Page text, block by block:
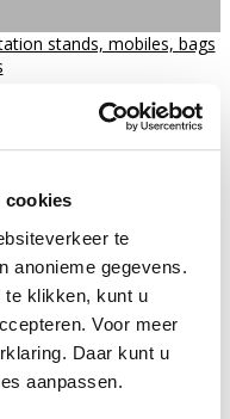
cookies
te
anonieme gegevens.
te klikken, kunt u
Voor meer
Daar kunt u
aanpassen.
this collection?